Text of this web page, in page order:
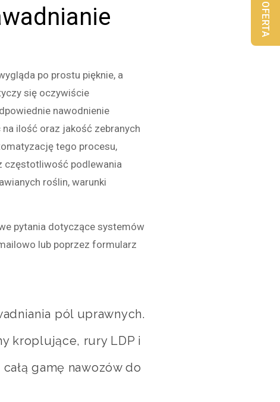
po prostu pięknie, a
się oczywiście
nawodnienie
ilość oraz jakość zebranych
tego procesu,
częstotliwość podlewania
roślin, warunki
pytania dotyczące systemów
lub poprzez formularz
pól uprawnych.
kroplujące, rury LDP i
gamę nawozów do
OFERTA